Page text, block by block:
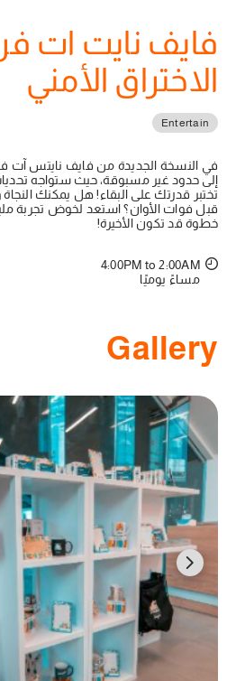
فايف نايت ات
الاختراق الأمني
Entertain
في النسخة الجديدة من فايف نايتس آت
إلى حدود غير مسبوقة، حيث ستواجه
تختبر قدرتك على البقاء! هل يمكنك
قبل فوات الأوان؟ استعد لخوض تجربة
خطوة قد تكون الأخيرة!
4:00PM to 2:00AM
مساءً يوميًا
Gallery